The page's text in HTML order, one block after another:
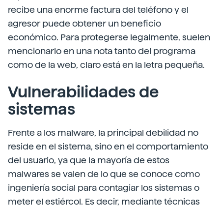
recibe una enorme factura del teléfono y el
agresor puede obtener un beneficio
económico. Para protegerse legalmente, suelen
mencionarlo en una nota tanto del programa
como de la web, claro está en la letra pequeña.
Vulnerabilidades de
sistemas
Frente a los malware, la principal debilidad no
reside en el sistema, sino en el comportamiento
del usuario, ya que la mayoría de estos
malwares se valen de lo que se conoce como
ingeniería social para contagiar los sistemas o
meter el estiércol. Es decir, mediante técnicas